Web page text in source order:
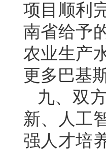
项目顺利
南省给予
农业生产
更多巴基
九、双
新、人工
强人才培